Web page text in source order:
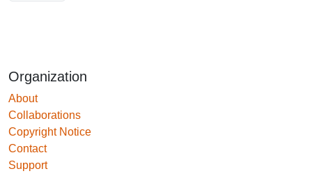
Organization
About
Collaborations
Copyright Notice
Contact
Support